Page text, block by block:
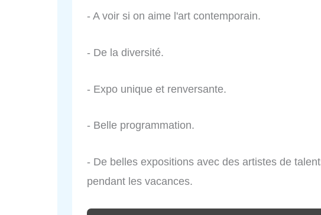
- A voir si on aime l'art contemporain.
- De la diversité.
- Expo unique et renversante.
- Belle programmation.
- De belles expositions avec des artistes de
pendant les vacances.